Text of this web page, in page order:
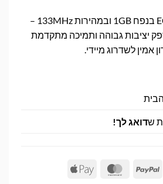
זיכרון ECC Registered בנפח 1GB ובמהירות 133MHz –
יציבות גבוהה ותמיכה מתקדמת
אמין לשדרוג מיידי.
שדואג לך!
PayPal
MasterCard
Apple